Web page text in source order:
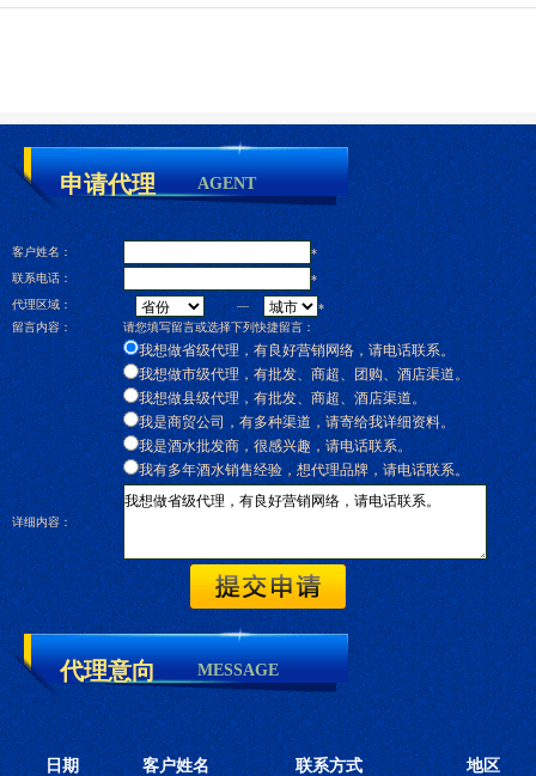
申请代理 AGENT
客户姓名：
*
联系电话：
*
代理区域：
—
*
留言内容：
请您填写留言或选择下列快捷留言：
我想做省级代理，有良好营销网络，请电话联系。
我想做市级代理，有批发、商超、团购、酒店渠道。
我想做县级代理，有批发、商超、酒店渠道。
我是商贸公司，有多种渠道，请寄给我详细资料。
我是酒水批发商，很感兴趣，请电话联系。
我有多年酒水销售经验，想代理品牌，请电话联系。
详细内容：
代理意向 MESSAGE
日期 客户姓名 联系方式 地区